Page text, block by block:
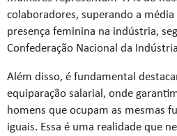
colaboradores, superando a média
presença feminina na indústria,
Confederação Nacional da
Além disso, é fundamental
equiparação salarial, onde
homens que ocupam as mesmas
iguais. Essa é uma realidade que